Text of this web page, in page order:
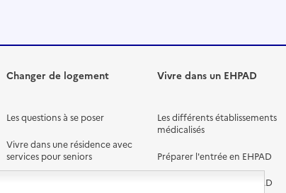
Changer de logement
Les questions à se poser
Vivre dans une résidence avec
services pour seniors
Vivre dans un EHPAD
Les différents établissements
médicalisés
Préparer l'entrée en EHPAD
Aides financières en EHPAD